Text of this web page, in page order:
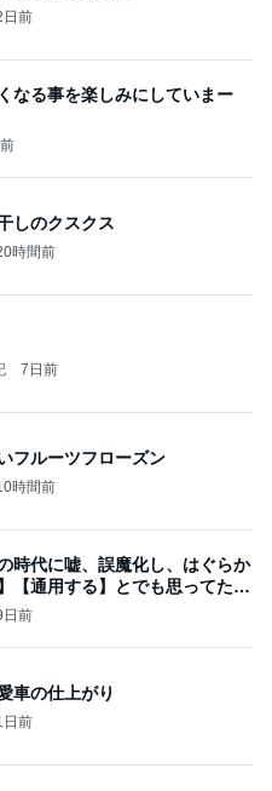
日前
なる事を楽しみにしていまー
しのクスクス
時間前
7日前
フルーツフローズン
時間前
時代に嘘、誤魔化し、はぐらか
【通用する】とでも思ってたん
日前
車の仕上がり
日前